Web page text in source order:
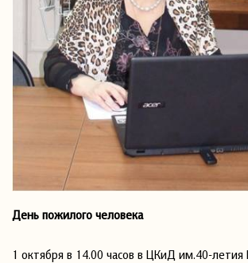
День пожилого человека
1 октября в 14.00 часов в ЦКиД им.40-летия